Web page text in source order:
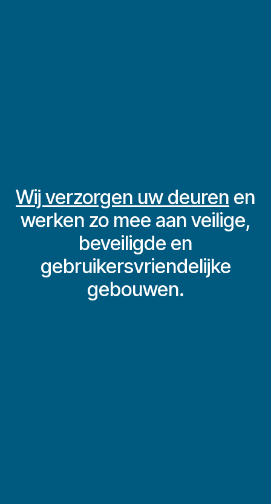
Wij verzorgen uw deuren en
werken zo mee aan veilige,
beveiligde en
gebruikersvriendelijke
gebouwen.